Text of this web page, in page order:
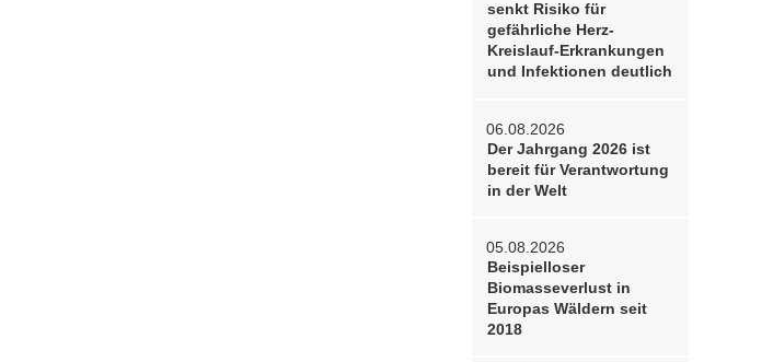
senkt Risiko für
gefährliche Herz-
Kreislauf-Erkrankungen
und Infektionen deutlich
06.08.2026
Der Jahrgang 2026 ist
bereit für Verantwortung
in der Welt
05.08.2026
Beispielloser
Biomasseverlust in
Europas Wäldern seit
2018